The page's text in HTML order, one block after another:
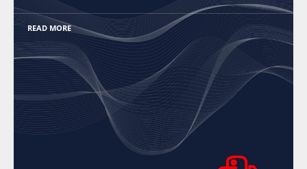
READ MORE